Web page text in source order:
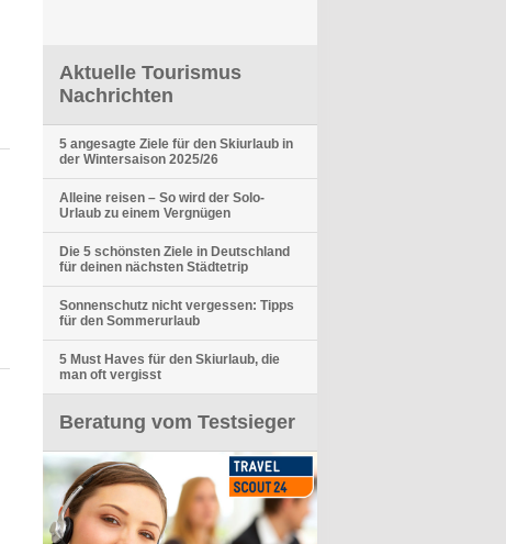
Aktuelle Tourismus
Nachrichten
5 angesagte Ziele für den Skiurlaub in
der Wintersaison 2025/26
Alleine reisen – So wird der Solo-
Urlaub zu einem Vergnügen
Die 5 schönsten Ziele in Deutschland
für deinen nächsten Städtetrip
Sonnenschutz nicht vergessen: Tipps
für den Sommerurlaub
5 Must Haves für den Skiurlaub, die
man oft vergisst
Beratung vom Testsieger